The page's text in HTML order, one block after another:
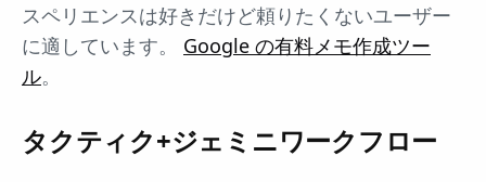
スペリエンスは好きだけど頼りたくないユーザー
に適しています。 Google の有料メモ作成ツー
ル。
タクティク+ジェミニワークフロー